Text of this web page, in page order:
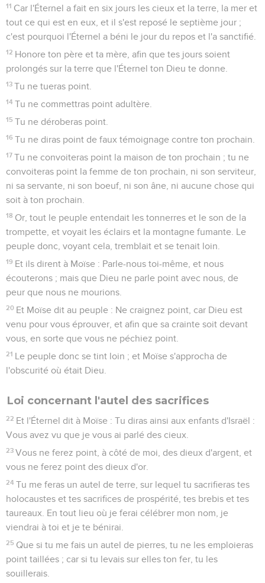
11 Car l'Éternel a fait en six jours les cieux et la terre, la mer et
tout ce qui est en eux, et il s'est reposé le septième jour ;
c'est pourquoi l'Éternel a béni le jour du repos et l'a sanctifié.
12 Honore ton père et ta mère, afin que tes jours soient
prolongés sur la terre que l'Éternel ton Dieu te donne.
13 Tu ne tueras point.
14 Tu ne commettras point adultère.
15 Tu ne déroberas point.
16 Tu ne diras point de faux témoignage contre ton prochain.
17 Tu ne convoiteras point la maison de ton prochain ; tu ne
convoiteras point la femme de ton prochain, ni son serviteur,
ni sa servante, ni son boeuf, ni son âne, ni aucune chose qui
soit à ton prochain.
18 Or, tout le peuple entendait les tonnerres et le son de la
trompette, et voyait les éclairs et la montagne fumante. Le
peuple donc, voyant cela, tremblait et se tenait loin.
19 Et ils dirent à Moïse : Parle-nous toi-même, et nous
écouterons ; mais que Dieu ne parle point avec nous, de
peur que nous ne mourions.
20 Et Moïse dit au peuple : Ne craignez point, car Dieu est
venu pour vous éprouver, et afin que sa crainte soit devant
vous, en sorte que vous ne péchiez point.
21 Le peuple donc se tint loin ; et Moïse s'approcha de
l'obscurité où était Dieu.
Loi concernant l'autel des sacrifices
22 Et l'Éternel dit à Moïse : Tu diras ainsi aux enfants d'Israël :
Vous avez vu que je vous ai parlé des cieux.
23 Vous ne ferez point, à côté de moi, des dieux d'argent, et
vous ne ferez point des dieux d'or.
24 Tu me feras un autel de terre, sur lequel tu sacrifieras tes
holocaustes et tes sacrifices de prospérité, tes brebis et tes
taureaux. En tout lieu où je ferai célébrer mon nom, je
viendrai à toi et je te bénirai.
25 Que si tu me fais un autel de pierres, tu ne les emploieras
point taillées ; car si tu levais sur elles ton fer, tu les
souillerais.